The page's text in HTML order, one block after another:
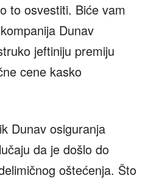
to osvestiti. Biće vam
Dunav
jeftiniju premiju
cene kasko
Dunav osiguranja
da je došlo do
oštećenja. Što